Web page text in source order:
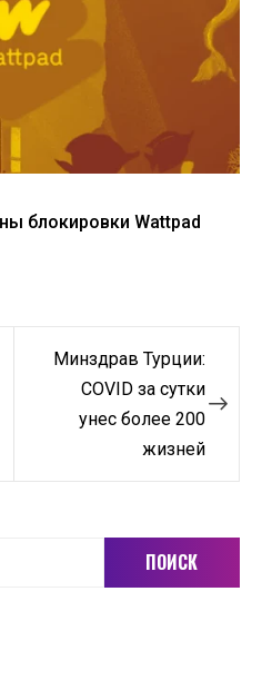
блокировки Wattpad
Минздрав Турции:
COVID за сутки
унес более 200
жизней